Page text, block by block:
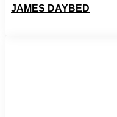
JAMES DAYBED